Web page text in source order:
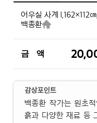
어우실 사계 I, 162×112㎝,
백종환
금 액
감상포인트
백종환 작가는 원초
흙과 다양한 재료 등